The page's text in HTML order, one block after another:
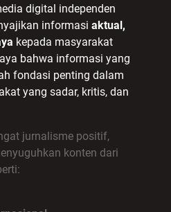
digital independen
informasi aktual,
kepada masyarakat
bahwa informasi yang
fondasi penting dalam
yang sadar, kritis, dan
jurnalisme positif,
konten dari